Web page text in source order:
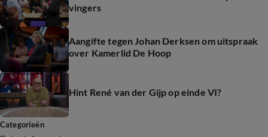
vingers
Aangifte tegen Johan Derksen om uitspraak
over Kamerlid De Hoop
Hint René van der Gijp op einde VI?
Categorieën